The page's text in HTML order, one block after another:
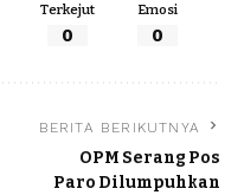
Terkejut
0
Emosi
0
BERITA BERIKUTNYA
OPM Serang Pos
Paro Dilumpuhkan